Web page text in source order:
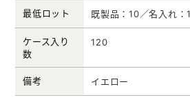
最低ロット 既製品：10／名入れ：
ケース入り
数
120
備考 イエロー